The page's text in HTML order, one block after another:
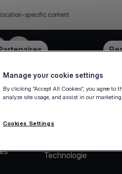
specific content
Tarification
YouTube
Notre société
Technologie
Manage your cookie settings
By clicking “Accept All Cookies”, you agree to
analyze site usage, and assist in our
Cookies Settings